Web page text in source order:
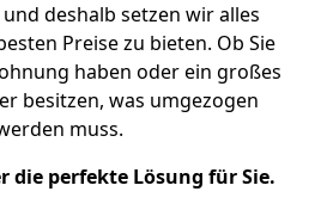
deshalb setzen wir alles
Preise zu bieten. Ob Sie
haben oder ein großes
besitzen, was umgezogen
muss.
die perfekte Lösung für Sie.